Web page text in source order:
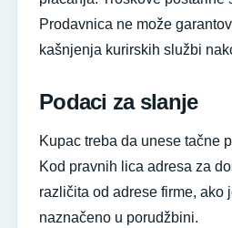
Prodavnica ne može
kašnjenja kurirskih službi
Podaci za slanje
Kupac treba da unese tačne
Kod pravnih lica adresa za
različita od adrese firme, ako
naznačeno u porudžbini.